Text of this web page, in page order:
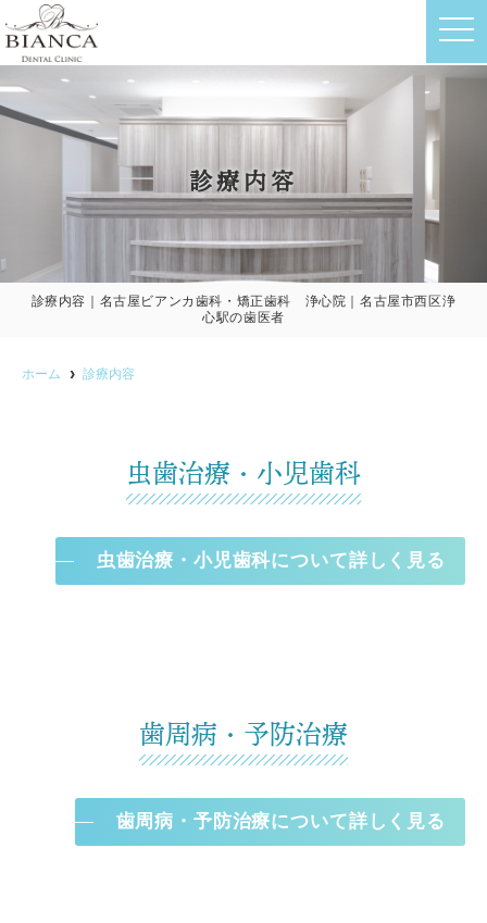
診療内容
診療内容｜名古屋ビアンカ歯科・矯正歯科 浄心院｜名古屋市西区浄
心駅の歯医者
t
o
ホーム 診療内容
虫歯治療・小児歯科
虫歯治療・小児歯科について詳しく見る
歯周病・予防治療
歯周病・予防治療について詳しく見る